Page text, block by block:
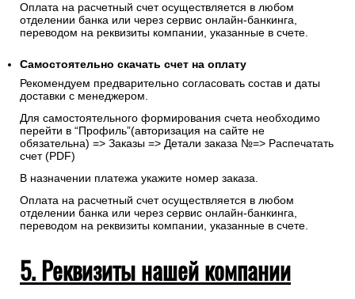
Оплата на расчетный счет осуществляется в любом
отделении банка или через сервис онлайн-банкинга,
переводом на реквизиты компании, указанные в счете.
Самостоятельно скачать счет на оплату
Рекомендуем предварительно согласовать состав и даты
доставки с менеджером.
Для самостоятельного формирования счета необходимо
перейти в “Профиль”(авторизация на сайте не
обязательна) => Заказы => Детали заказа №=> Распечатать
счет (PDF)
В назначении платежа укажите номер заказа.
Оплата на расчетный счет осуществляется в любом
отделении банка или через сервис онлайн-банкинга,
переводом на реквизиты компании, указанные в счете.
5. Реквизиты нашей компании